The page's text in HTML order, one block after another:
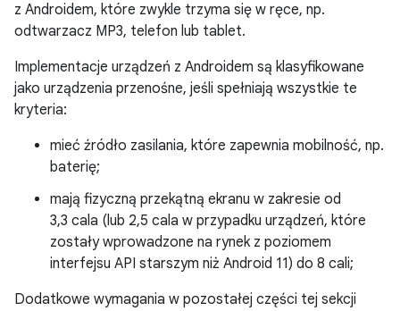
z Androidem, które zwykle trzyma się w ręce, np.
odtwarzacz MP3, telefon lub tablet.
Implementacje urządzeń z Androidem są klasyfikowane
jako urządzenia przenośne, jeśli spełniają wszystkie te
kryteria:
mieć źródło zasilania, które zapewnia mobilność, np.
baterię;
mają fizyczną przekątną ekranu w zakresie od
3,3 cala (lub 2,5 cala w przypadku urządzeń, które
zostały wprowadzone na rynek z poziomem
interfejsu API starszym niż Android 11) do 8 cali;
Dodatkowe wymagania w pozostałej części tej sekcji